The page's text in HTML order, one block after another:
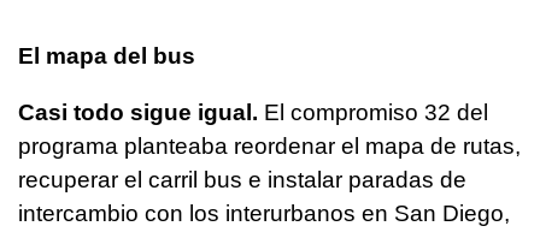
El mapa del bus
Casi todo sigue igual. El compromiso 32 del
programa planteaba reordenar el mapa de rutas,
recuperar el carril bus e instalar paradas de
intercambio con los interurbanos en San Diego,